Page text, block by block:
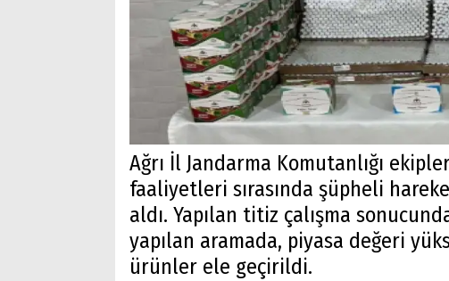
Ağrı İl Jandarma Komutanlığı
faaliyetleri sırasında şüpheli
aldı. Yapılan titiz çalışma
yapılan aramada, piyasa değeri
ürünler ele geçirildi.